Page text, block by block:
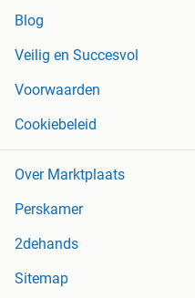
Blog
Veilig en Succesvol
Voorwaarden
Cookiebeleid
Over Marktplaats
Perskamer
2dehands
Sitemap